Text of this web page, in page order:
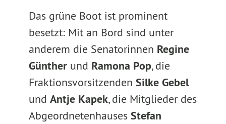
Das grüne Boot ist prominent
besetzt: Mit an Bord sind unter
anderem die Senatorinnen Regine
Güntherund Ramona Pop, die
Fraktionsvorsitzenden Silke Gebel
und Antje Kapek, die Mitglieder des
Abgeordnetenhauses Stefan